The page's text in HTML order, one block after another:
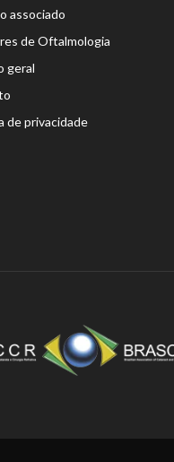
associado
de Oftalmologia
geral
de privacidade